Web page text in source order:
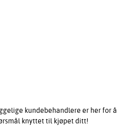
kundebehandlere er her for å
knyttet til kjøpet ditt!